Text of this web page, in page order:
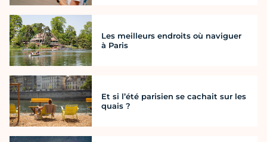
Les meilleurs endroits où naviguer
à Paris
Et si l’été parisien se cachait sur les
quais ?